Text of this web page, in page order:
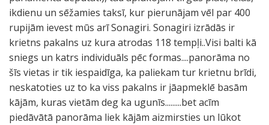
ikdienu un sēžamies taksī, kur pierunājam vēl par 400
rupijām ievest mūs arī Sonagiri. Sonagiri izrādās ir
krietns pakalns uz kura atrodas 118 tempļi..Visi balti kā
sniegs un katrs individuāls pēc formas....panorāma no
šīs vietas ir tik iespaidīga, ka paliekam tur krietnu brīdi,
neskatoties uz to ka viss pakalns ir jāapmeklē basām
kājām, kuras vietām deg ka ugunīs.........bet acīm
piedāvātā panorāma liek kājām aizmirsties un lūkot